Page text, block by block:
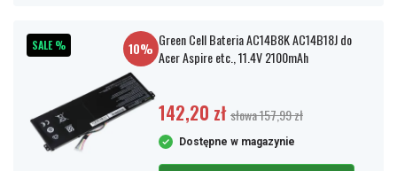
SALE % 10% Green Cell Bateria AC14B8K AC14B18J do
Acer Aspire etc., 11.4V 2100mAh
142,20 zł słowa 157,99 zł
Dostępne w magazynie